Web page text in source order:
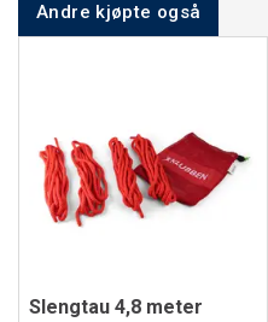
Andre kjøpte også
Slengtau 4,8 meter